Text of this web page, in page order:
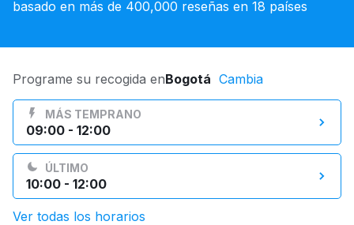
Iniciar sesión
Descarga nuestra app
Síguenos en
basado en más de 400,000 reseñas en 18 países
Programe su recogida enBogotá Cambia
MÁS TEMPRANO
09:00 - 12:00
ÚLTIMO
10:00 - 12:00
Ver todas los horarios